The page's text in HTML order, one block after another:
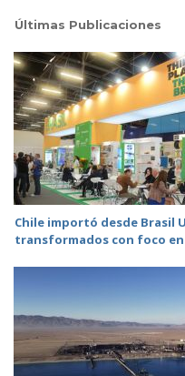
Últimas Publicaciones
Chile importó desde Brasil
transformados con foco